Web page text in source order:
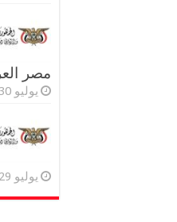
مصر
يوليو 30, 2026
يوليو 29, 2026